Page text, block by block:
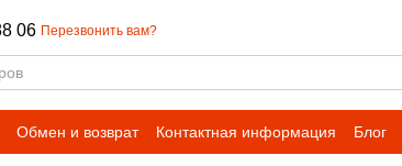
06 Перезвонить вам?
Обмен и возврат Контактная информация Блог